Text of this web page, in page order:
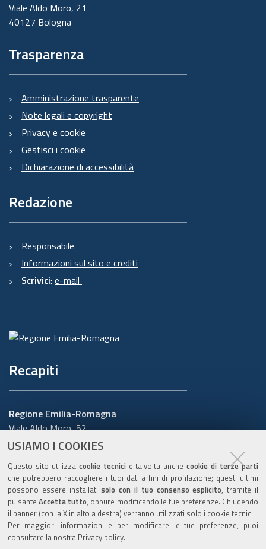
USIAMO I COOKIES
Questo sito utilizza cookie tecnici e talvolta anchecookie di terze parti
che potrebbero raccogliere i tuoi dati a fini di profilazione; questi ultimi
possono essere installatisolo con il tuo consenso esplicito, tramite il
pulsanteAccetta tutto, oppure modificando le tue preferenze. Chiudendo
il banner (con la X in alto a destra) verranno utilizzati solo i cookie tecnici.
Per maggiori informazioni e per modificare le tue preferenze, puoi
consultare la nostra Privacy policy.
Viale Aldo Moro, 21
40127 Bologna
Trasparenza
Amministrazione trasparente
Note legali e copyright
Privacy e cookie
Gestisci i cookie
Dichiarazione di accessibilità
Redazione
Responsabile
Informazioni sul sito e crediti
Scrivici: e-mail
Recapiti
Regione Emilia-Romagna
Viale Aldo Moro, 52
40127 Bologna
Cerca telefoni o indirizzi
URP